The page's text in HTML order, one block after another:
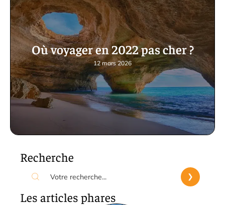
Où voyager en 2022 pas cher ?
12 mars 2026
Recherche
Les articles phares